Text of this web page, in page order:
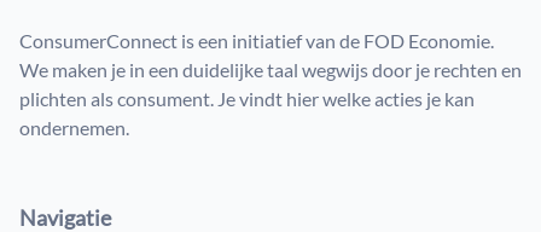
ConsumerConnect is een initiatief van de FOD Economie.
We maken je in een duidelijke taal wegwijs door je rechten en
plichten als consument. Je vindt hier welke acties je kan
ondernemen.
Navigatie